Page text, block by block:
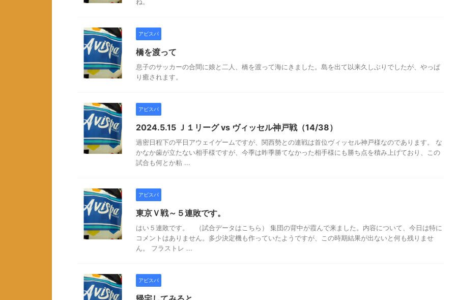
アビスパ
橋を渡って
息子のサッカーの合間に娘と二人、橋を渡って海にきました。島を出て以来久しぶりでしたが、やっぱ
り癒されます。
アビスパ
2024.5.15 Ｊ１リーグ vs ヴィッセル神戸戦（14/38）
過密日程下の平日アウェイゲームですが、関西勢との連戦は首位ヴィッセル神戸様なのであります。 な
かなか歯が立たない相手様ですが、今季は昨季勝てなかった相手様にも勝ち点を積み上げており、この
試合も何とか粘 ...
アビスパ
東京Ｖ戦～５連敗です。
はい５連敗です。 （試合データはこちら） 集団の背中が霞んで来ました。内容について、今日は特に
コメントはありません。多少決定機も作っていたようですが、この時期結果が出ないと何も残りませ
ん。 フラストレ ...
アビスパ